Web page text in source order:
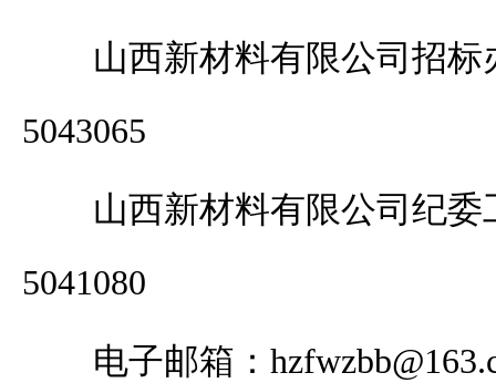
山西新材料有限公司招标
5043065
山西新材料有限公司纪委
5041080
电子邮箱：